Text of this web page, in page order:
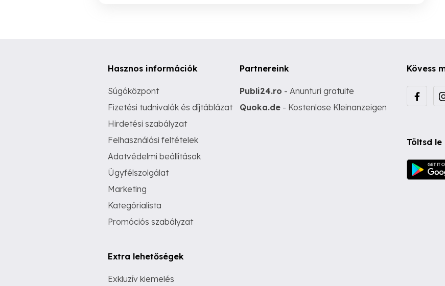
Hasznos információk
Súgóközpont
Fizetési tudnivalók és díjtáblázat
Hirdetési szabályzat
Felhasználási feltételek
Adatvédelmi beállítások
Ügyfélszolgálat
Marketing
Kategórialista
Promóciós szabályzat
Extra lehetőségek
Exkluzív kiemelés
Partnereink
Publi24.ro - Anunturi gratuite
Quoka.de - Kostenlose Kleinanzeigen
Kövess
Töltsd